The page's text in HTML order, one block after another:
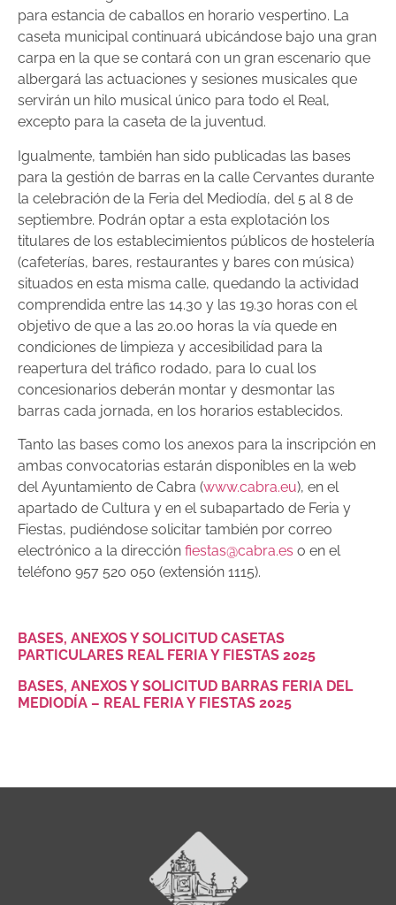
para estancia de caballos en horario vespertino. La
caseta municipal continuará ubicándose bajo una gran
carpa en la que se contará con un gran escenario que
albergará las actuaciones y sesiones musicales que
servirán un hilo musical único para todo el Real,
excepto para la caseta de la juventud.
Igualmente, también han sido publicadas las bases
para la gestión de barras en la calle Cervantes durante
la celebración de la Feria del Mediodía, del 5 al 8 de
septiembre. Podrán optar a esta explotación los
titulares de los establecimientos públicos de hostelería
(cafeterías, bares, restaurantes y bares con música)
situados en esta misma calle, quedando la actividad
comprendida entre las 14.30 y las 19.30 horas con el
objetivo de que a las 20.00 horas la vía quede en
condiciones de limpieza y accesibilidad para la
reapertura del tráfico rodado, para lo cual los
concesionarios deberán montar y desmontar las
barras cada jornada, en los horarios establecidos.
Tanto las bases como los anexos para la inscripción en
ambas convocatorias estarán disponibles en la web
del Ayuntamiento de Cabra (www.cabra.eu), en el
apartado de Cultura y en el subapartado de Feria y
Fiestas, pudiéndose solicitar también por correo
electrónico a la dirección fiestas@cabra.es o en el
teléfono 957 520 050 (extensión 1115).
BASES, ANEXOS Y SOLICITUD CASETAS
PARTICULARES REAL FERIA Y FIESTAS 2025
BASES, ANEXOS Y SOLICITUD BARRAS FERIA DEL
MEDIODÍA – REAL FERIA Y FIESTAS 2025